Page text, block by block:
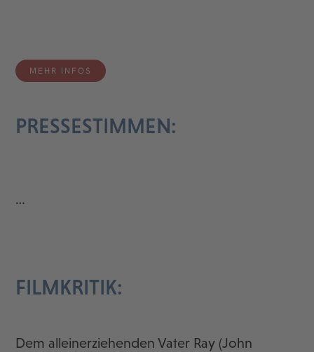
MEHR INFOS
PRESSESTIMMEN:
…
FILMKRITIK:
Dem alleinerziehenden Vater Ray (John